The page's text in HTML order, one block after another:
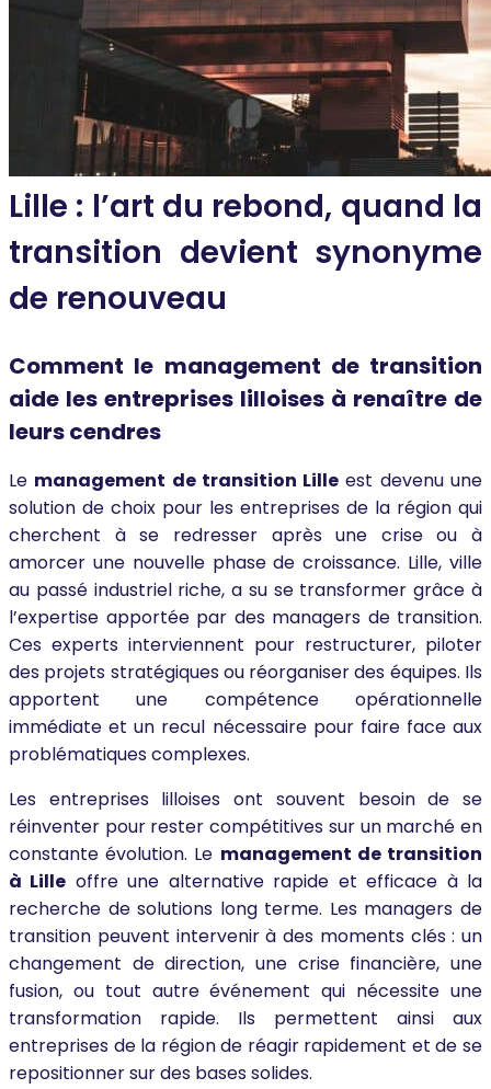
Lille : l’art du rebond, quand la
transition devient synonyme
de renouveau
Comment le management de transition
aide les entreprises lilloises à renaître de
leurs cendres
Le management de transition Lille est devenu une
solution de choix pour les entreprises de la région qui
cherchent à se redresser après une crise ou à
amorcer une nouvelle phase de croissance. Lille, ville
au passé industriel riche, a su se transformer grâce à
l’expertise apportée par des managers de transition.
Ces experts interviennent pour restructurer, piloter
des projets stratégiques ou réorganiser des équipes. Ils
apportent une compétence opérationnelle
immédiate et un recul nécessaire pour faire face aux
problématiques complexes.
Les entreprises lilloises ont souvent besoin de se
réinventer pour rester compétitives sur un marché en
constante évolution. Le management de transition
à Lille offre une alternative rapide et efficace à la
recherche de solutions long terme. Les managers de
transition peuvent intervenir à des moments clés : un
changement de direction, une crise financière, une
fusion, ou tout autre événement qui nécessite une
transformation rapide. Ils permettent ainsi aux
entreprises de la région de réagir rapidement et de se
repositionner sur des bases solides.